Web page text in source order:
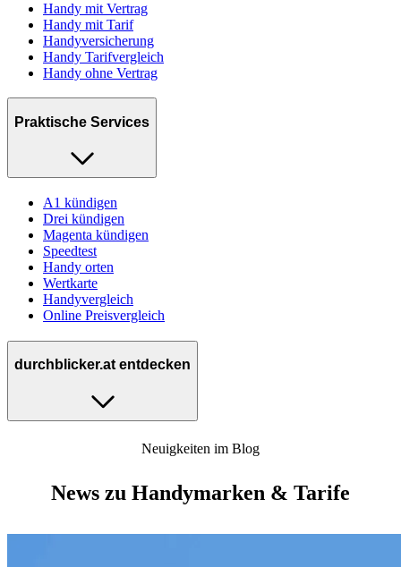
Handy mit Vertrag
Handy mit Tarif
Handyversicherung
Handy Tarifvergleich
Handy ohne Vertrag
Praktische Services
A1 kündigen
Drei kündigen
Magenta kündigen
Speedtest
Handy orten
Wertkarte
Handyvergleich
Online Preisvergleich
durchblicker.at entdecken
Neuigkeiten im Blog
News zu Handymarken & Tarife